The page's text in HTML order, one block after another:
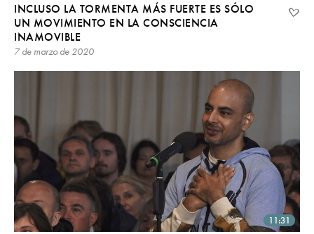
INCLUSO LA TORMENTA MÁS FUERTE ES SÓLO
UN MOVIMIENTO EN LA CONSCIENCIA
INAMOVIBLE
7 de marzo de 2020
11:31